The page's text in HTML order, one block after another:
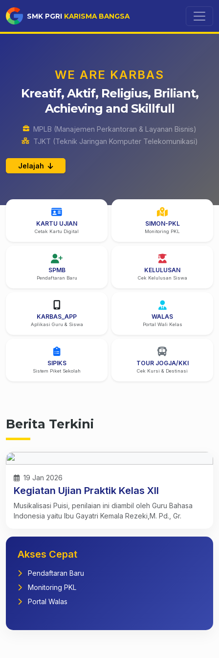
SMK PGRI KARISMA BANGSA
WE ARE KARBAS
Kreatif, Aktif, Religius, Briliant,
Achieving and Skillfull
MPLB (Manajemen Perkantoran & Layanan Bisnis)
TJKT (Teknik Jaringan Komputer Telekomunikasi)
Jelajah
KARTU UJIAN
Cetak Kartu Digital
SIMON-PKL
Monitoring PKL
SPMB
Pendaftaran Baru
KELULUSAN
Cek Kelulusan Siswa
KARBAS_APP
Aplikasi Guru & Siswa
WALAS
Portal Wali Kelas
SIPIKS
Sistem Piket Sekolah
TOUR JOGJA/KKI
Cek Kursi & Destinasi
Berita Terkini
19 Jan 2026
Kegiatan Ujian Praktik Kelas XII
Musikalisasi Puisi, penilaian ini diambil oleh Guru Bahasa
Indonesia yaitu Ibu Gayatri Kemala Rezeki,M. Pd., Gr.
Akses Cepat
Pendaftaran Baru
Monitoring PKL
Portal Walas